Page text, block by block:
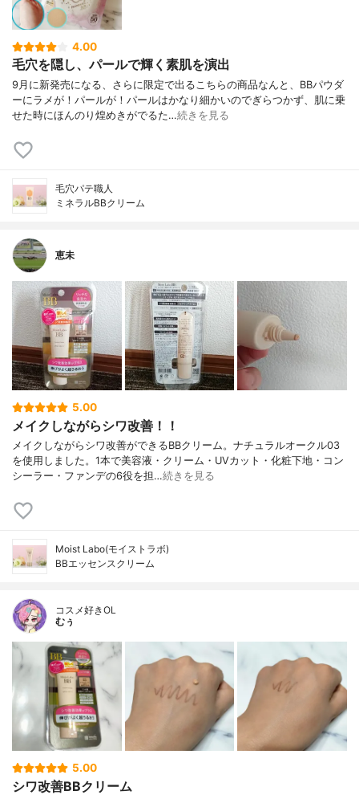
4.00
毛穴を隠し、パールで輝く素肌を演出
9月に新発売になる、さらに限定で出るこちらの商品なんと、BBパウダ
ーにラメが！パールが！パールはかなり細かいのでぎらつかず、肌に乗
せた時にほんのり煌めきがでるた…続きを見る
毛穴パテ職人
ミネラルBBクリーム
恵未
5.00
メイクしながらシワ改善！！
メイクしながらシワ改善ができるBBクリーム。ナチュラルオークル03
を使用しました。1本で美容液・クリーム・UVカット・化粧下地・コン
シーラー・ファンデの6役を担…続きを見る
Moist Labo(モイストラボ)
BBエッセンスクリーム
コスメ好きOL
むぅ
5.00
シワ改善BBクリーム